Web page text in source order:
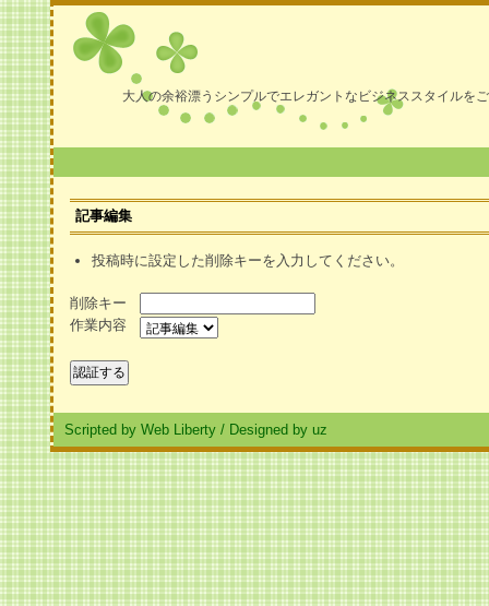
大人の余裕漂うシンプルでエレガントなビジネススタイルを
記事編集
投稿時に設定した削除キーを入力してください。
削除キー
作業内容
Scripted by Web Liberty / Designed by uz